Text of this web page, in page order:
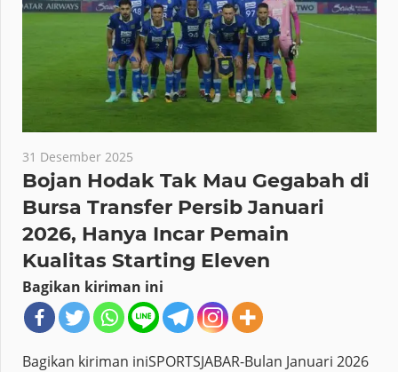
31 Desember 2025
Bojan Hodak Tak Mau Gegabah di
Bursa Transfer Persib Januari
2026, Hanya Incar Pemain
Kualitas Starting Eleven
Bagikan kiriman ini
Bagikan kiriman iniSPORTSJABAR-Bulan Januari 2026